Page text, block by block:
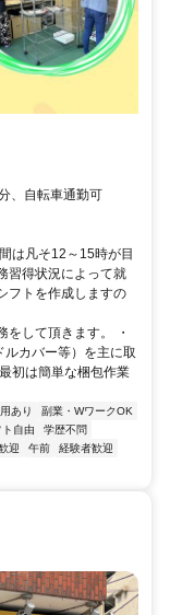
、自転車通勤可
は凡そ12～15時が目
習得状況によって就
フトを作成しますの
して頂きます。 ・
カバー等）を主に取
初は簡単な梱包作業
あり
副業・WワークOK
ト自由
学歴不問
迎 午前
経験者歓迎